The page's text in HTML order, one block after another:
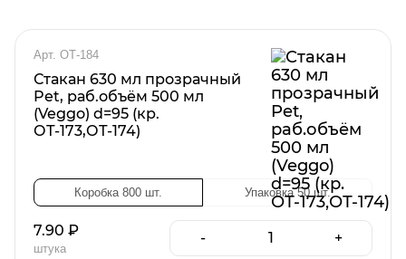
Арт. ОТ-184
Стакан 630 мл прозрачный
Pet, раб.объём 500 мл
(Veggo) d=95 (кр.
ОТ-173,ОТ-174)
Коробка 800 шт. Упаковка 50 шт.
7.90 ₽
штука
- +